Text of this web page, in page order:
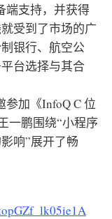
端支持，并获得
受到了市场的广
银行、航空公
台选择与其合
参加《InfoQ C 位
一鹏围绕“小程序
响”展开了畅